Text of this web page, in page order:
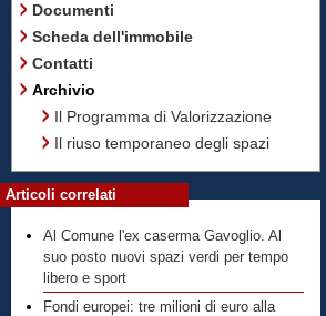
Documenti
Scheda dell'immobile
Contatti
Archivio
Il Programma di Valorizzazione
Il riuso temporaneo degli spazi
Articoli correlati
Al Comune l'ex caserma Gavoglio. Al
suo posto nuovi spazi verdi per tempo
libero e sport
Fondi europei: tre milioni di euro alla